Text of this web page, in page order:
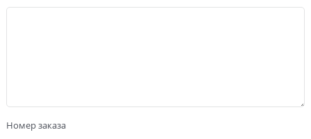
Номер заказа